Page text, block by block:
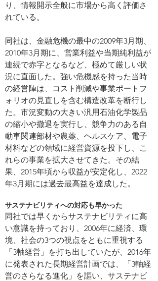
り、情報開示全般に市場から高く評価さ
れている。
同社は、金融危機の最中の2009年3月期、
2010年3月期に、営業利益や当期純利益が
連続で赤字となるなど、極めて厳しい状
況に直面した。強い危機感を持った当時
の経営陣は、コスト削減や事業ポートフ
ォリオの見直しを含む構造改革を断行し
た。市況変動の大きい汎用石油化学製品
の縮小や撤退を実行し、競争力のある自
動車関連部材や農薬、ヘルスケア、電子
材料などの領域に経営資源を投下し、こ
れらの事業を拡大させてきた。その結
果、2015年頃から収益が安定化し、2022
年3月期には過去最高益を達成した。
サステナビリティへの対応も早かった
同社では早くからサステナビリティに高
い意識を持っており、2006年に経済、環
境、社会の3つの視点をともに重視する
「3軸経営」を打ち出していたが、2016年
に発表された長期経営計画では、「3軸経
営のさらなる進化」を謳い、サステナビ